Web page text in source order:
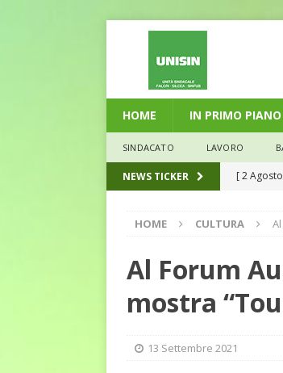
HOME IN PRIMO PIANO
SINDACATO LAVORO
NEWS TICKER [ 2
[ 29
la media
debiti
HOME CULTURA
Al Forum
mostra
13 Settembre 2021